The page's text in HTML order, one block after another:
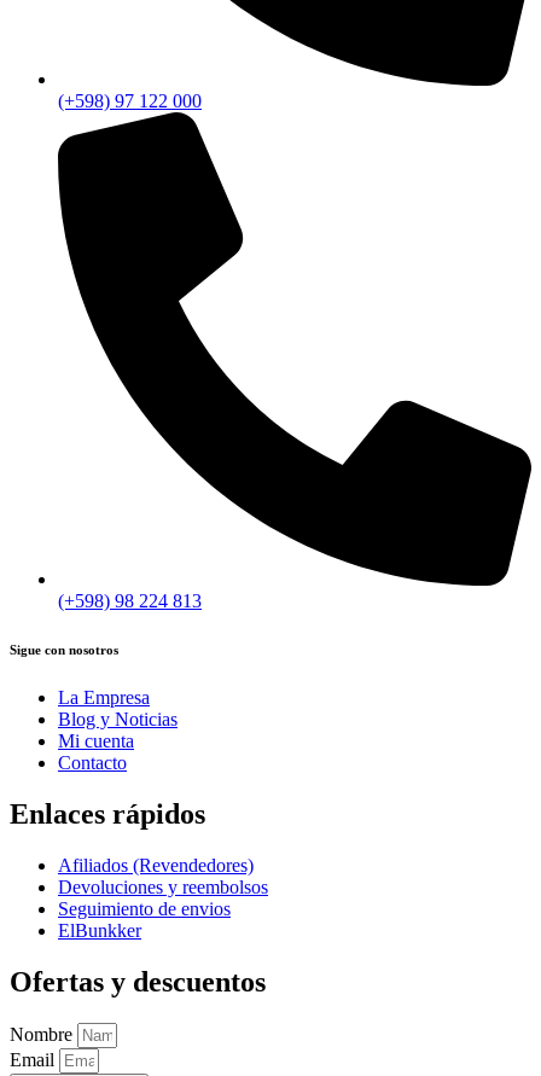
(+598) 97 122 000
(+598) 98 224 813
Sigue con nosotros
La Empresa
Blog y Noticias
Mi cuenta
Contacto
Enlaces rápidos
Afiliados (Revendedores)
Devoluciones y reembolsos
Seguimiento de envios
ElBunkker
Ofertas y descuentos
Nombre
Email